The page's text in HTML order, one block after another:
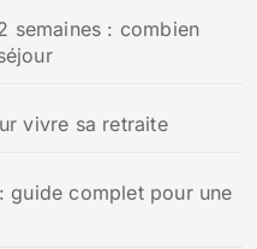
semaines : combien
vivre sa retraite
guide complet pour une